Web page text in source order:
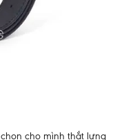
cho mình thắt lưng